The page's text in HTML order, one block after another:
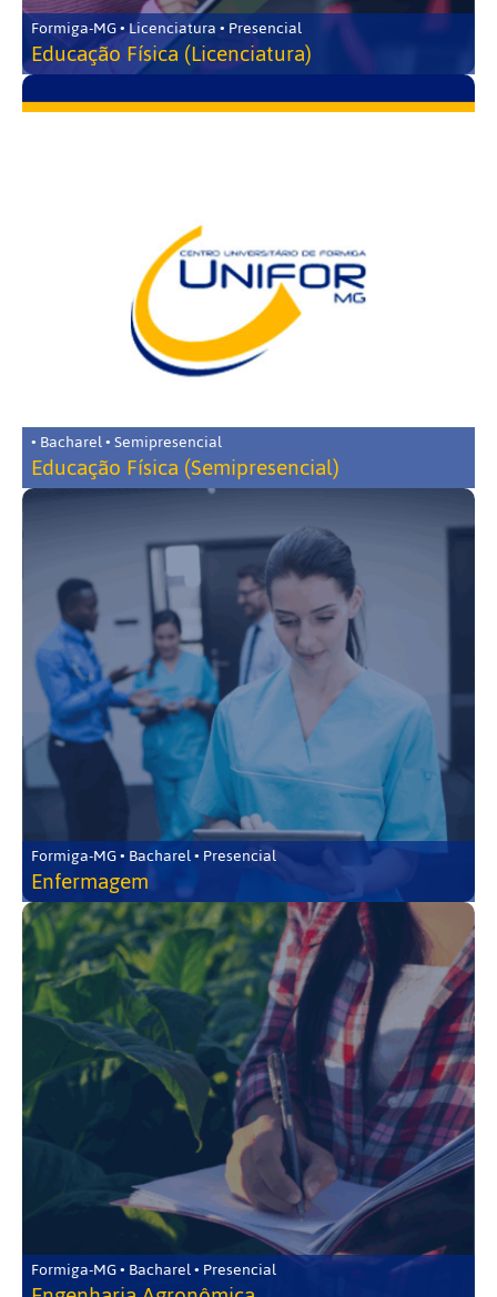
Formiga-MG • Licenciatura • Presencial
Educação Física (Licenciatura)
• Bacharel • Semipresencial
Educação Física (Semipresencial)
Formiga-MG • Bacharel • Presencial
Enfermagem
Formiga-MG • Bacharel • Presencial